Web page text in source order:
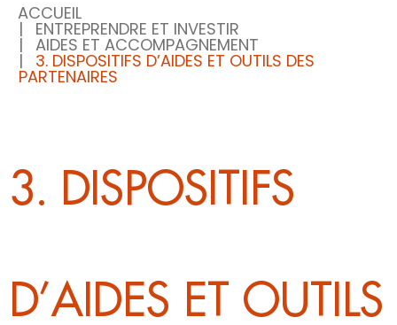
ACCUEIL
ENTREPRENDRE ET INVESTIR
AIDES ET ACCOMPAGNEMENT
3. DISPOSITIFS D’AIDES ET OUTILS DES
PARTENAIRES
3. DISPOSITIFS
D’AIDES ET OUTILS